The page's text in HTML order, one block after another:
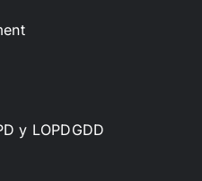
y LOPDGDD